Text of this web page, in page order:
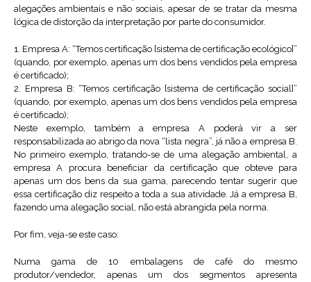
alegações ambientais e não sociais, apesar de se tratar da mesma
lógica de distorção da interpretação por parte do consumidor.
1. Empresa A: “Temos certificação [sistema de certificação ecológico]”
(quando, por exemplo, apenas um dos bens vendidos pela empresa
é certificado);
2. Empresa B: “Temos certificação [sistema de certificação social]”
(quando, por exemplo, apenas um dos bens vendidos pela empresa
é certificado);
Neste exemplo, também a empresa A poderá vir a ser
responsabilizada ao abrigo da nova “lista negra”, já não a empresa B.
No primeiro exemplo, tratando-se de uma alegação ambiental, a
empresa A procura beneficiar da certificação que obteve para
apenas um dos bens da sua gama, parecendo tentar sugerir que
essa certificação diz respeito a toda a sua atividade. Já a empresa B,
fazendo uma alegação social, não está abrangida pela norma.
Por fim, veja-se este caso:
Numa gama de 10 embalagens de café do mesmo
produtor/vendedor, apenas um dos segmentos apresenta